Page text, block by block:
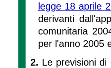
legge 18 aprile
derivanti
comunitaria
per l'anno 2005
2. Le previsioni